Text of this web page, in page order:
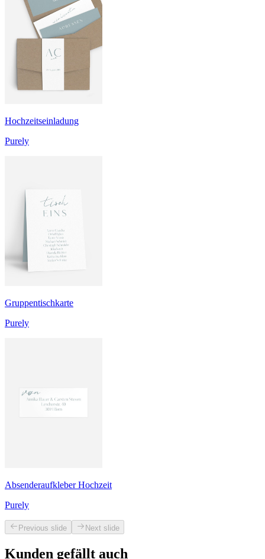
Hochzeitseinladung
Purely
Gruppentischkarte
Purely
Absenderaufkleber Hochzeit
Purely
Previous slide Next slide
Kunden gefällt auch